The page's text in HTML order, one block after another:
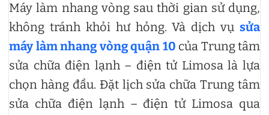
Máy làm nhang vòng sau thời gian sử dụng,
không tránh khỏi hư hỏng. Và dịch vụ sửa
máy làm nhang vòng quận 10 của Trung tâm
sửa chữa điện lạnh – điện tử Limosa là lựa
chọn hàng đầu. Đặt lịch sửa chữa Trung tâm
sửa chữa điện lạnh – điện tử Limosa qua